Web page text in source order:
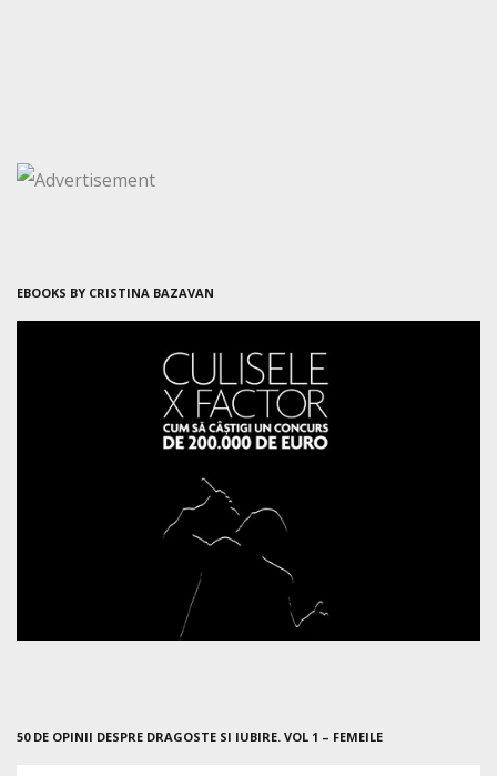
EBOOKS BY CRISTINA BAZAVAN
50 DE OPINII DESPRE DRAGOSTE SI IUBIRE. VOL 1 – FEMEILE